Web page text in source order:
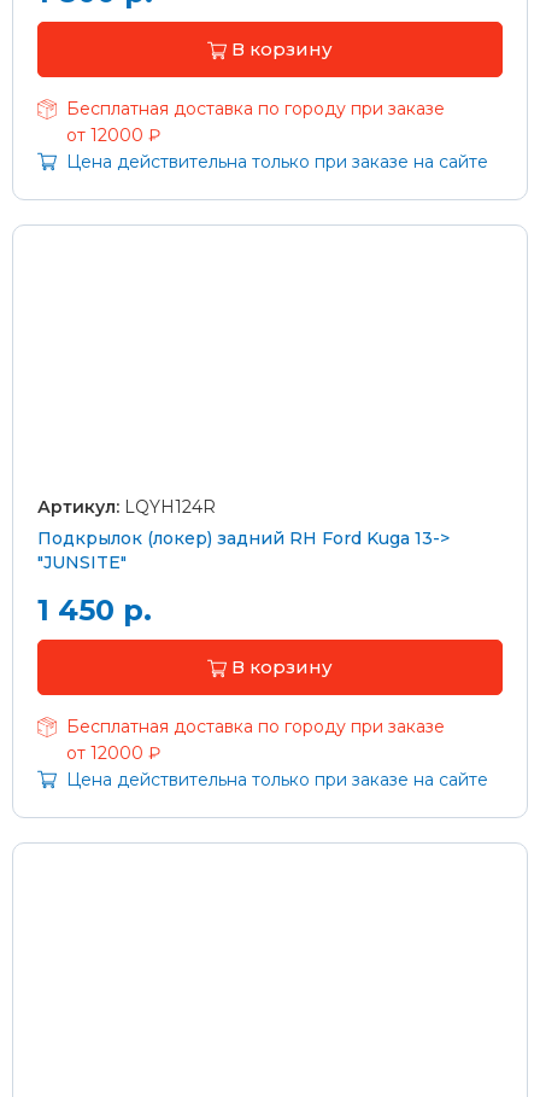
В корзину
Бесплатная доставка по городу при заказе
от 12000 ₽
Цена действительна только при заказе на сайте
Артикул: LQYH124R
Подкрылок (локер) задний RH Ford Kuga 13->
"JUNSITE"
1 450 р.
В корзину
Бесплатная доставка по городу при заказе
от 12000 ₽
Цена действительна только при заказе на сайте